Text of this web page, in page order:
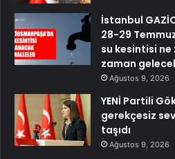
İstanbul
28-29
su kesintisi
zaman
Ağustos 9, 2026
YENİ Partili
gerekçesiz
taşıdı
Ağustos 9, 2026